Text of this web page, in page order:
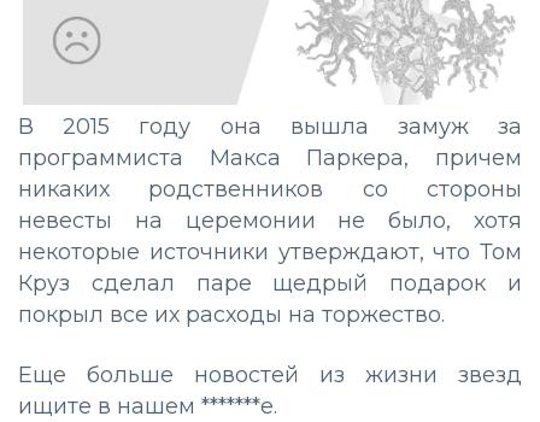
В 2015 году она вышла замуж за
программиста Макса Паркера, причем
никаких родственников со стороны
невесты на церемонии не было, хотя
некоторые источники утверждают, что Том
Круз сделал паре щедрый подарок и
покрыл все их расходы на торжество.
Еще больше новостей из жизни звезд
ищите в нашем *******е.